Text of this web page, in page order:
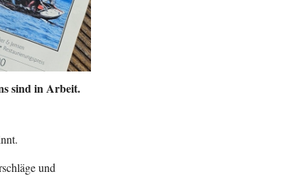
sind in Arbeit.
und